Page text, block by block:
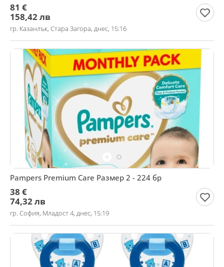
81 €
158,42 лв
гр. Казанлък, Стара Загора, днес, 15:16
Pampers Premium Care Размер 2 - 224 бр
38 €
74,32 лв
гр. София, Младост 4, днес, 15:19